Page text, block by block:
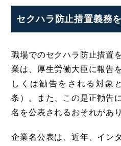
セクハラ防止措置義務
職場でのセクハラ防止措置
業は、厚生労働大臣に報告
しくは勧告をされる対象
条）。また、この是正勧告
名を公表されるおそれがあ
企業名公表は、近年、イン